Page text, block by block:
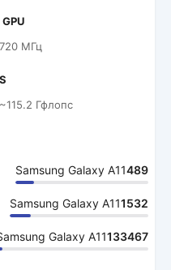
720 МГц
~115.2 Гфлопс
Samsung Galaxy A11489
Samsung Galaxy A111532
Galaxy A11133467